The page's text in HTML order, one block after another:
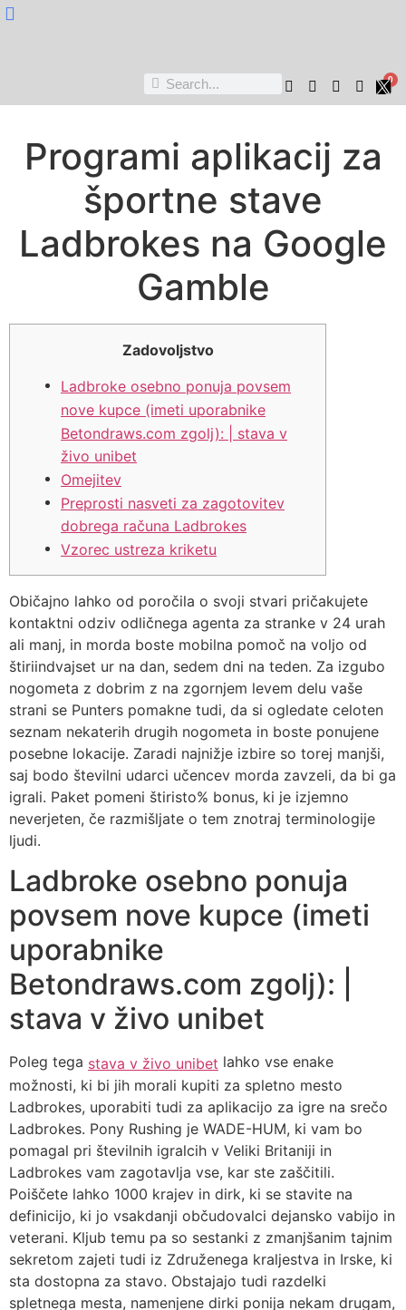
0
Programi aplikacij za
športne stave
Ladbrokes na Google
Gamble
Zadovoljstvo
Ladbroke osebno ponuja povsem
nove kupce (imeti uporabnike
Betondraws.com zgolj): | stava v
živo unibet
Omejitev
Preprosti nasveti za zagotovitev
dobrega računa Ladbrokes
Vzorec ustreza kriketu
Običajno lahko od poročila o svoji stvari pričakujete
kontaktni odziv odličnega agenta za stranke v 24 urah
ali manj, in morda boste mobilna pomoč na voljo od
štiriindvajset ur na dan, sedem dni na teden. Za izgubo
nogometa z dobrim z na zgornjem levem delu vaše
strani se Punters pomakne tudi, da si ogledate celoten
seznam nekaterih drugih nogometa in boste ponujene
posebne lokacije. Zaradi najnižje izbire so torej manjši,
saj bodo številni udarci učencev morda zavzeli, da bi ga
igrali. Paket pomeni štiristo% bonus, ki je izjemno
neverjeten, če razmišljate o tem znotraj terminologije
ljudi.
Ladbroke osebno ponuja
povsem nove kupce (imeti
uporabnike
Betondraws.com zgolj): |
stava v živo unibet
Poleg tega stava v živo unibet lahko vse enake
možnosti, ki bi jih morali kupiti za spletno mesto
Ladbrokes, uporabiti tudi za aplikacijo za igre na srečo
Ladbrokes. Pony Rushing je WADE-HUM, ki vam bo
pomagal pri številnih igralcih v Veliki Britaniji in
Ladbrokes vam zagotavlja vse, kar ste zaščitili.
Poiščete lahko 1000 krajev in dirk, ki se stavite na
definicijo, ki jo vsakdanji občudovalci dejansko vabijo in
veterani. Kljub temu pa so sestanki z zmanjšanim tajnim
sekretom zajeti tudi iz Združenega kraljestva in Irske, ki
sta dostopna za stavo. Obstajajo tudi razdelki
spletnega mesta, namenjene dirki ponija nekam drugam,